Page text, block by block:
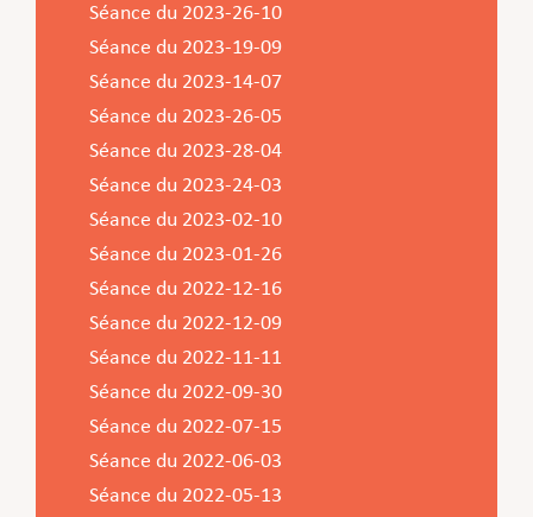
Séance du 2023-26-10
Séance du 2023-19-09
Séance du 2023-14-07
Séance du 2023-26-05
Séance du 2023-28-04
Séance du 2023-24-03
Séance du 2023-02-10
Séance du 2023-01-26
Séance du 2022-12-16
Séance du 2022-12-09
Séance du 2022-11-11
Séance du 2022-09-30
Séance du 2022-07-15
Séance du 2022-06-03
Séance du 2022-05-13